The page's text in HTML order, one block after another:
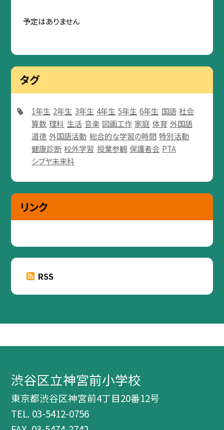
予定はありません
タグ
1年生 2年生 3年生 4年生 5年生 6年生 国語 社会
算数 理科 生活 音楽 図画工作 家庭 体育 外国語
道徳 外国語活動 総合的な学習の時間 特別活動
健康診断 校外学習 授業参観 保護者会 PTA
シブヤ未来科
リンク
RSS
渋谷区立神宮前小学校
東京都渋谷区神宮前4丁目20番12号
TEL. 03-5412-0756